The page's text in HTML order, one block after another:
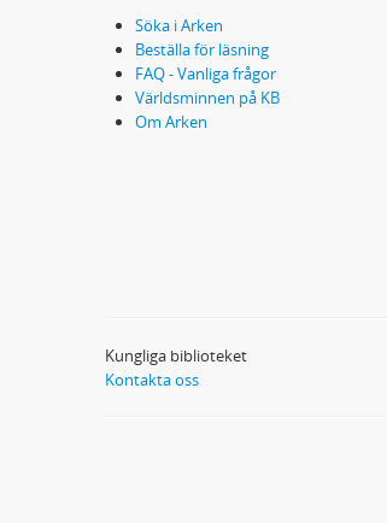
Söka i Arken
Beställa för läsning
FAQ - Vanliga frågor
Världsminnen på KB
Om Arken
Kungliga biblioteket
Kontakta oss